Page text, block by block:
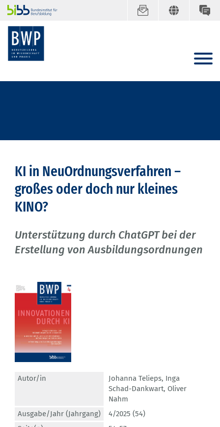
KI in NeuOrdnungsverfahren –
großes oder doch nur kleines
KINO?
Unterstützung durch ChatGPT bei der
Erstellung von Ausbildungsordnungen
Autor/in Johanna Telieps, Inga
Schad-Dankwart, Oliver
Nahm
Ausgabe/Jahr (Jahrgang)
4/2025 (54)